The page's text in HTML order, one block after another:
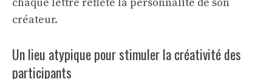
chaque lettre reflète la personnalité de son
créateur.
Un lieu atypique pour stimuler la créativité des
participants